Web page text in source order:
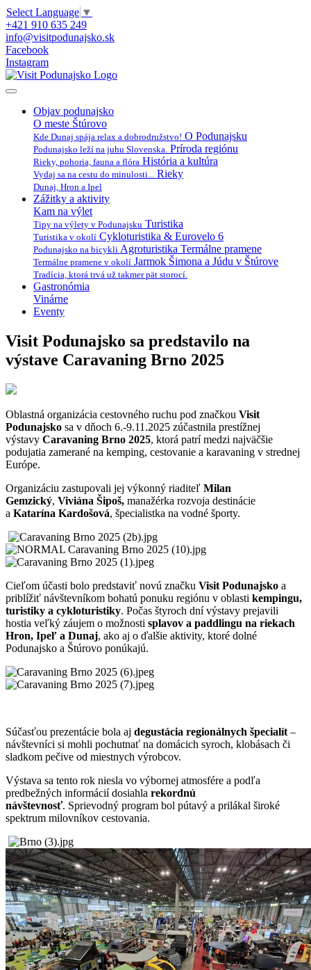
Select Language ▼
+421 910 635 249
info@visitpodunajsko.sk
Facebook
Instagram
Objav podunajsko
O meste Štúrovo
Kde Dunaj spája relax a dobrodružstvo! O Podunajsku
Podunajsko leží na juhu Slovenska. Príroda regiónu
Rieky, pohoria, fauna a flóra História a kultúra
Vydaj sa na cestu do minulosti... Rieky
Dunaj, Hron a Ipel
Zážitky a aktivity
Kam na výlet
Tipy na výlety v Podunajsku Turistika
Turistika v okolí Cykloturistika & Eurovelo 6
Podunajsko na bicykli Agroturistika Termálne pramene
Termálne pramene v okolí Jarmok Šimona a Júdu v Štúrove
Tradícia, ktorá trvá už takmer pät storocí.
Gastronómia
Vinárne
Eventy
Visit Podunajsko sa predstavilo na
výstave Caravaning Brno 2025
Oblastná organizácia cestovného ruchu pod značkou Visit
Podunajsko sa v dňoch 6.-9.11.2025 zúčastnila prestížnej
výstavy Caravaning Brno 2025, ktorá patrí medzi najväčšie
podujatia zamerané na kemping, cestovanie a karavaning v strednej
Európe.
Organizáciu zastupovali jej výkonný riaditeľ Milan
Gemzický, Viviána Šipoš, manažérka rozvoja destinácie
a Katarína Kardošová, špecialistka na vodné športy.
Cieľom účasti bolo predstaviť novú značku Visit Podunajsko a
priblížiť návštevníkom bohatú ponuku regiónu v oblasti kempingu,
turistiky a cykloturistiky. Počas štyroch dní výstavy prejavili
hostia veľký záujem o možnosti splavov a paddlingu na riekach
Hron, Ipeľ a Dunaj, ako aj o ďalšie aktivity, ktoré dolné
Podunajsko a Štúrovo ponúkajú.
Súčasťou prezentácie bola aj degustácia regionálnych špecialít –
návštevníci si mohli pochutnať na domácich syroch, klobásach či
sladkom pečive od miestnych výrobcov.
Výstava sa tento rok niesla vo výbornej atmosfére a podľa
predbežných informácií dosiahla rekordnú
návštevnosť. Sprievodný program bol pútavý a prilákal široké
spektrum milovníkov cestovania.